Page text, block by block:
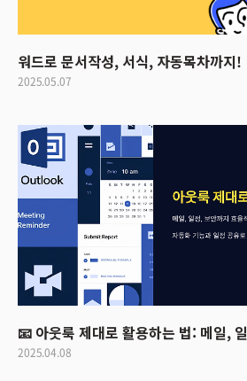
워드로 문서작성, 서식, 자동목차까지!
2025.05.07
📧 아웃룩 제대로 활용하는 법: 메일,
2025.04.08